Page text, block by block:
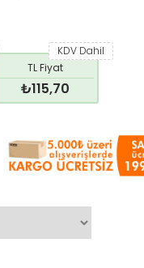
TL Fiyat
₺115,70
KDV Dahil